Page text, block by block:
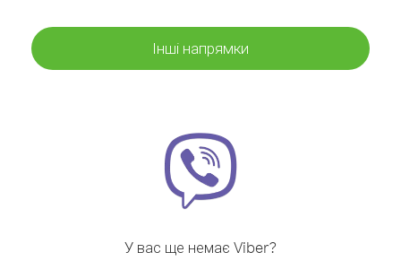
Інші напрямки
У вас ще немає Viber?